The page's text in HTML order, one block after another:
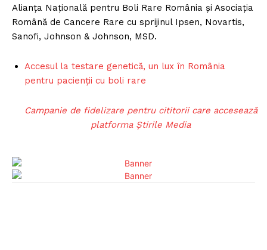
Alianța Națională pentru Boli Rare România și Asociația
Română de Cancere Rare cu sprijinul Ipsen, Novartis,
Sanofi, Johnson & Johnson, MSD.
Accesul la testare genetică, un lux în România
pentru pacienții cu boli rare
Campanie de fidelizare pentru cititorii care accesează
platforma Știrile Media